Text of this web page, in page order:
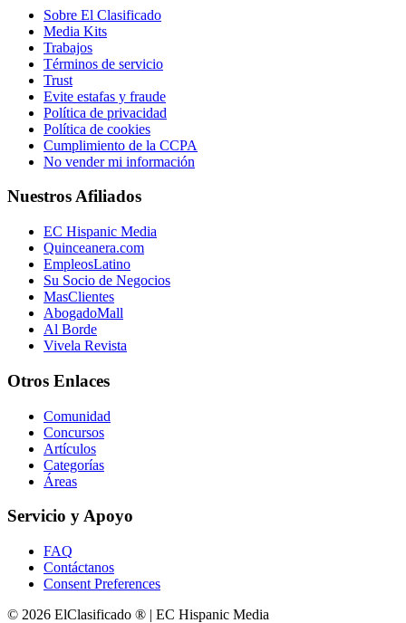
Sobre El Clasificado
Media Kits
Trabajos
Términos de servicio
Trust
Evite estafas y fraude
Política de privacidad
Política de cookies
Cumplimiento de la CCPA
No vender mi información
Nuestros Afiliados
EC Hispanic Media
Quinceanera.com
EmpleosLatino
Su Socio de Negocios
MasClientes
AbogadoMall
Al Borde
Vivela Revista
Otros Enlaces
Comunidad
Concursos
Artículos
Categorías
Áreas
Servicio y Apoyo
FAQ
Contáctanos
Consent Preferences
© 2026 ElClasificado ® | EC Hispanic Media